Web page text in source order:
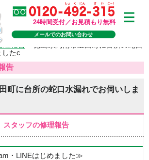
24時間受付／お見積もり無料
メールでのお問い合わせ
報告
したc
告
町に台所の蛇口水漏れでお伺いしま
スタッフの修理報告
・LINEはじめました≫